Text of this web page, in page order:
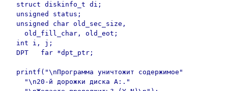
  struct diskinfo_t di;
  unsigned status;
  unsigned char old_sec_size,
    old_fill_char, old_eot;
  int i, j;
  DPT   far *dpt_ptr;
  printf("\nПрограмма уничтожит содержимое"
    "\n20-й дорожки диска А:."